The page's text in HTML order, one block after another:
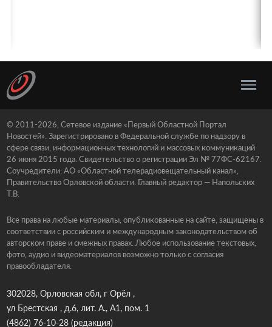
© 2011-2026, Сетевое издание «Первый Областной Портал
Новостей». Зарегистрировано в Федеральной службе по надзору в
сфере связи, информационных технологий и массовых коммуникаций
26 июня 2015 года. Свидетельство о регистрации Эл № 77ФС-62167.
Соучредители: АО «Областной телерадиовещательный канал»,
Правительство Орловской области. Главный редактор — Напольских
Т.В.
Все права на любые материалы, опубликованные на сайте, защищены в
соответствии с российским и международным законодательством об
авторском праве и смежных правах. Любое использование текстовых,
фото, аудио и видеоматериалов возможно только с согласия
правообладателя.
302028, Орловская обл, г Орёл ,
ул Брестская , д.6, лит. А., А1, пом. 1
(4862) 76-10-28(редакция)